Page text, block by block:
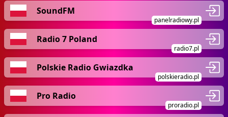
SoundFM
panelradiowy.pl
Radio 7 Poland
radio7.pl
Polskie Radio Gwiazdka
polskieradio.pl
Pro Radio
proradio.pl